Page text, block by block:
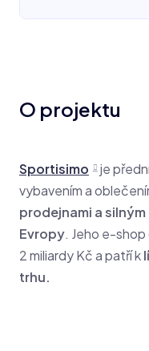
O projektu
Sportisimo je
vybavením a
prodejnami a
Evropy. Jeho e-
2 miliardy Kč a patří k
trhu.